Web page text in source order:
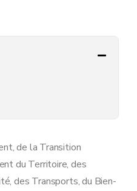
de la Transition
du Territoire, des
des Transports, du Bien-